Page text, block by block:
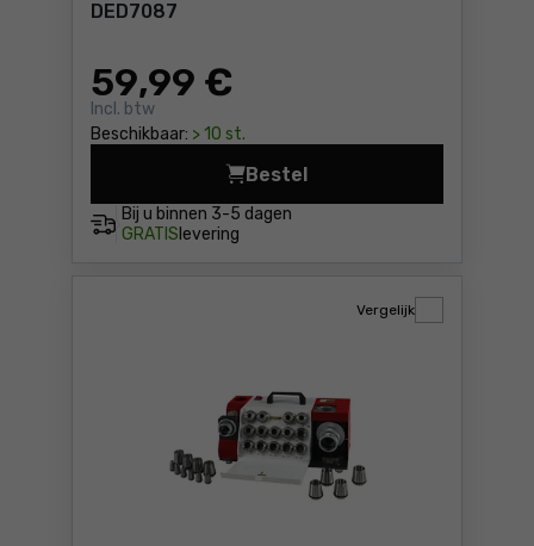
DED7087
59,99 €
Incl. btw
Beschikbaar: > 10 st.
Bij u binnen 3-5 dagen
GRATIS levering
Bestel
Kettingslijper Dedra SAS+
Vergelijk